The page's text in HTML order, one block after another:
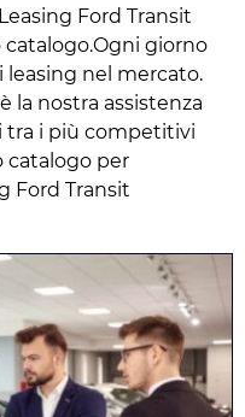
Ford Transit
giorno
leasing nel mercato.
la nostra assistenza
tra i più competitivi
catalogo per
Ford Transit